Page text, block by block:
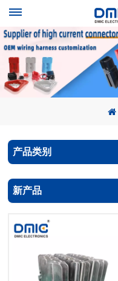
产品类别
新产品